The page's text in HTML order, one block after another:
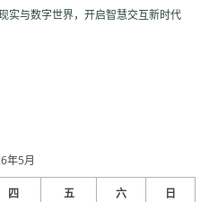
与数字世界，开启智慧交互新时代
年5月
四 五 六 日